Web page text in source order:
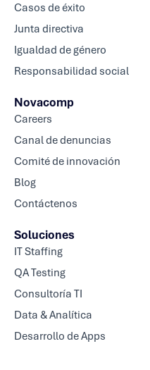
Casos de éxito
Junta directiva
Igualdad de género
Responsabilidad social
Novacomp
Careers
Canal de denuncias
Comité de innovación
Blog
Contáctenos
Soluciones
IT Staffing
QA Testing
Consultoría TI
Data & Analítica
Desarrollo de Apps